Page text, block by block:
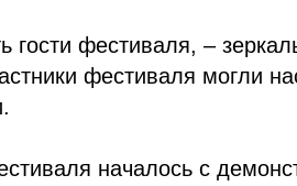
гости фестиваля, –
фестиваля могли
началось с